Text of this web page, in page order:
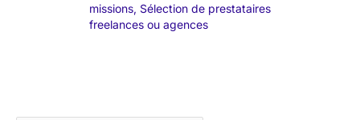
missions, Sélection de prestataires
freelances ou agences